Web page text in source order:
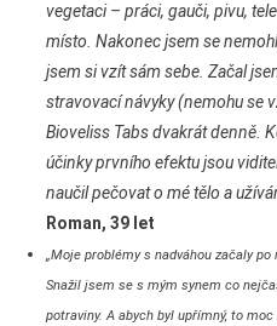
vegetaci – práci, gauči, pivu,
místo. Nakonec jsem se
jsem si vzít sám sebe. Začal
stravovací návyky (nemohu se
Bioveliss Tabs dvakrát denně.
účinky prvního efektu jsou
naučil pečovat o mé tělo a
Roman, 39 let
„Moje problémy s nadváhou začaly
Snažil jsem se s mým synem co
potraviny. A abych byl upřímný, to